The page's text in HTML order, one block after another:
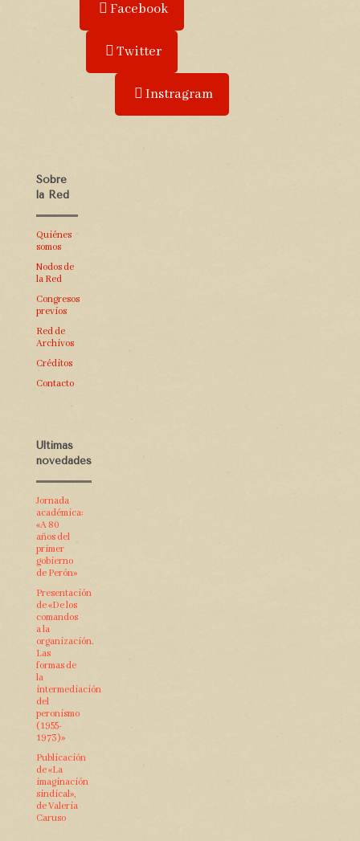
Facebook
Twitter
Instragram
Sobre
la Red
Quiénes
somos
Nodos de
la Red
Congresos
previos
Red de
Archivos
Créditos
Contacto
Últimas
novedades
Jornada
académica:
«A 80
años del
primer
gobierno
de Perón»
Presentación
de «De los
comandos
a la
organización.
Las
formas de
la
intermediación
del
peronismo
(1955-
1973)»
Publicación
de «La
imaginación
sindical»,
de Valeria
Caruso